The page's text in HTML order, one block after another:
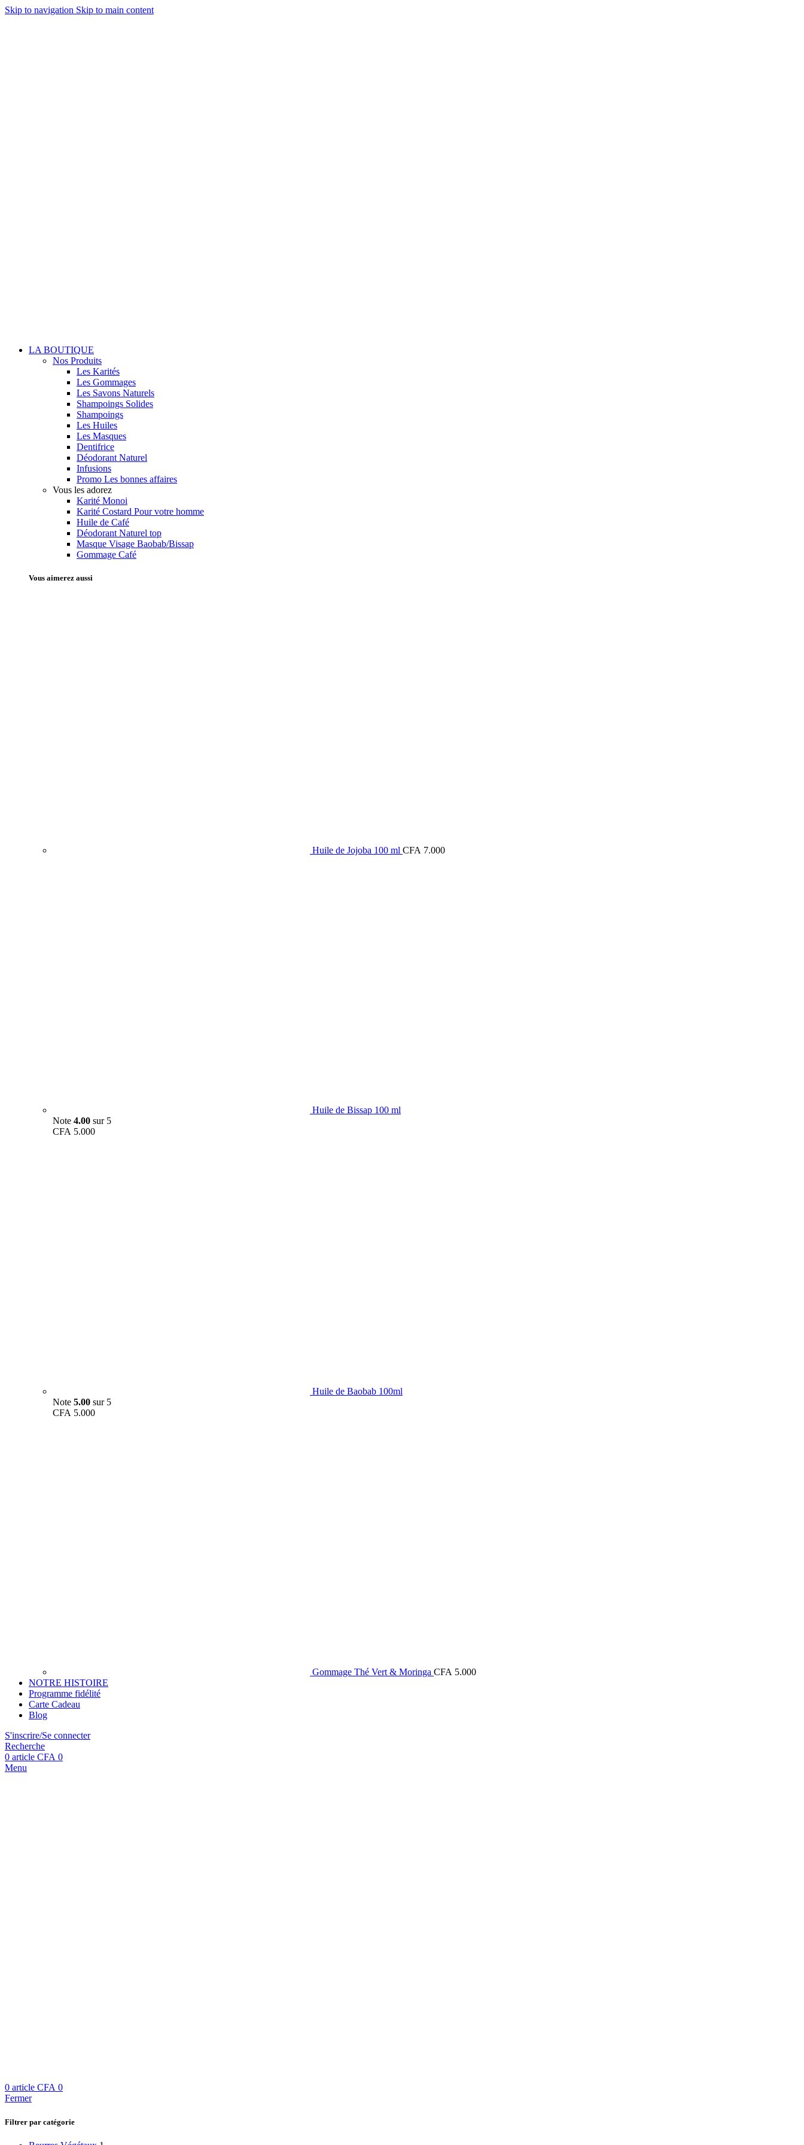
Skip to navigation Skip to main content
LA BOUTIQUE
Nos Produits
Les Karités
Les Gommages
Les Savons Naturels
Shampoings Solides
Shampoings
Les Huiles
Les Masques
Dentifrice
Déodorant Naturel
Infusions
Promo Les bonnes affaires
Vous les adorez
Karité Monoi
Karité Costard Pour votre homme
Huile de Café
Déodorant Naturel top
Masque Visage Baobab/Bissap
Gommage Café
Vous aimerez aussi
Huile de Jojoba 100 ml CFA 7.000
Huile de Bissap 100 ml
Note 4.00 sur 5
CFA 5.000
Huile de Baobab 100ml
Note 5.00 sur 5
CFA 5.000
Gommage Thé Vert & Moringa CFA 5.000
NOTRE HISTOIRE
Programme fidélité
Carte Cadeau
Blog
S'inscrire/Se connecter
Recherche
0 article CFA 0
Menu
0 article CFA 0
Fermer
Filtrer par catégorie